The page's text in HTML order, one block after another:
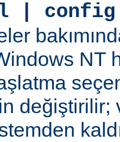
|
NT
değiştirilir;